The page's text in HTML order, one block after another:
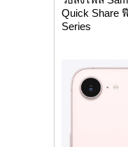
Quick Share
Series